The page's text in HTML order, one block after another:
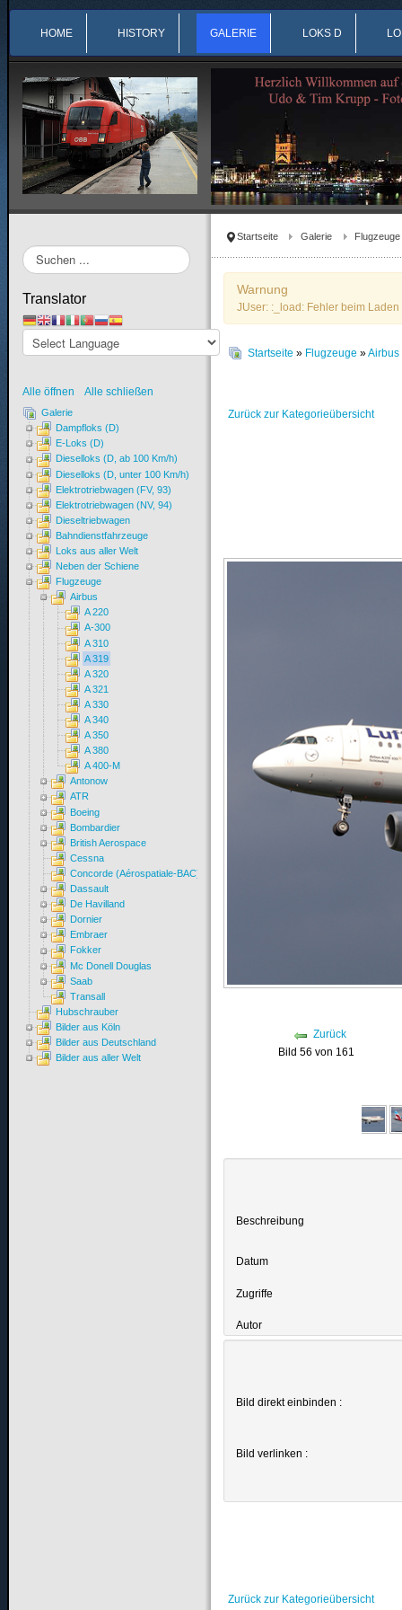
HOME HISTORY GALERIE LOKS D
Startseite Galerie Flugzeuge
Warnung
JUser: :_load: Fehler beim
Startseite » Flugzeuge »Airbus
Zurück zur Kategorieübersicht
Zurück
Bild 56 von 161
Beschreibung
Datum
Zugriffe
Autor
Bild direkt einbinden :
Bild verlinken :
Zurück zur Kategorieübersicht
Suchen
...
Translator
Alle öffnen Alle schließen
Galerie
Dampfloks (D)
E-Loks (D)
Dieselloks (D, ab 100 Km/h)
Dieselloks (D, unter 100 Km/h)
Elektrotriebwagen (FV, 93)
Elektrotriebwagen (NV, 94)
Dieseltriebwagen
Bahndienstfahrzeuge
Loks aus aller Welt
Neben der Schiene
Flugzeuge
Airbus
A 220
A-300
A 310
A 319
A 320
A 321
A 330
A 340
A 350
A 380
A 400-M
Antonow
ATR
Boeing
Bombardier
British Aerospace
Cessna
Concorde (Aérospatiale-BAC)
Dassault
De Havilland
Dornier
Embraer
Fokker
Mc Donell Douglas
Saab
Transall
Hubschrauber
Bilder aus Köln
Bilder aus Deutschland
Bilder aus aller Welt